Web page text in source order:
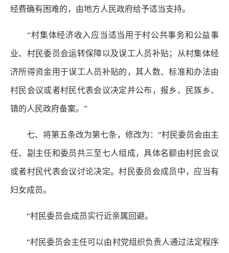
经费确有困难的，由地方人民政府给予适当支持。
“村集体经济收入应当适当用于村公共事务和公益事
业、村民委员会运转保障以及误工人员补贴；从村集体经
济所得资金用于误工人员补贴的，其人数、标准和办法由
村民会议或者村民代表会议决定并公布，报乡、民族乡、
镇的人民政府备案。”
七、将第五条改为第七条，修改为：“村民委员会由主
任、副主任和委员共三至七人组成，具体名额由村民会议
或者村民代表会议讨论决定。村民委员会成员中，应当有
妇女成员。
“村民委员会成员实行近亲属回避。
“村民委员会主任可以由村党组织负责人通过法定程序